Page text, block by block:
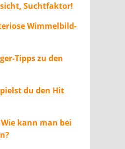
Suchtfaktor!
Wimmelbild-
Tipps zu den
du den Hit
kann man bei